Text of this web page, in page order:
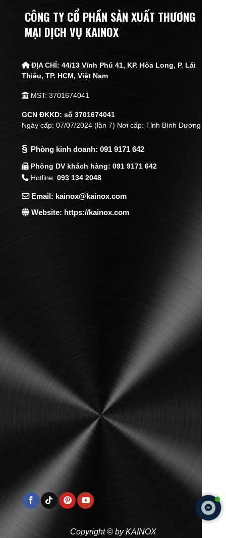
CÔNG TY CỔ PHẦN SẢN XUẤT THƯƠNG
MẠI DỊCH VỤ KAINOX
ĐỊA CHỈ:44/13 Vĩnh Phú 41, KP. Hòa Long, P. Lái
Thiêu,TP. HCM, Việt Nam
MST: 3701674041
GCN ĐKKD: số 3701674041
Ngày cấp: 07/07/2024 (lần 7) Nơi cấp: Tỉnh Bình Dương
§ Phòng kinh doanh: 091 9171 642
Phòng DV khách hàng: 091 9171 642
Hotline:093 134 2048
Email: kainox@kainox.com
Website: https://kainox.com
Copyright © by KAINOX